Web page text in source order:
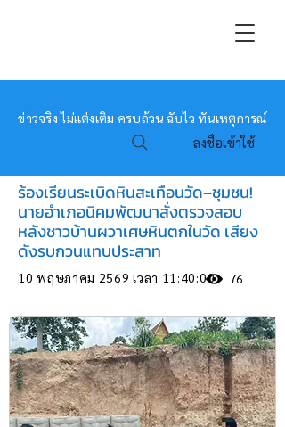
หมอข่าว
ข่าวจริง ไม่แต่งเติม ครบถ้วน ฉับไว ทันเหตุการณ์
ลงชื่อเข้าใช้
ร้องเรียนระเบิดหินสะเทือนวัด–ชุมชน!
นายอำเภอนิคมพัฒนาสั่งตรวจสอบ
หลังชาวบ้านผวาเศษหินตกในวัด เสียง
ดังรบกวนแทบประสาท
10 พฤษภาคม 2569 เวลา 11:40:00 76